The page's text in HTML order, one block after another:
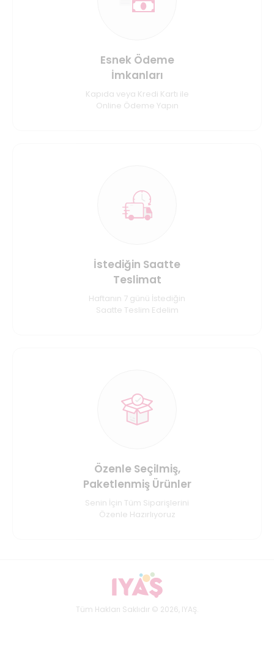
Esnek Ödeme
İmkanları
Kapıda veya Kredi Kartı ile
Online Ödeme Yapın
İstediğin Saatte
Teslimat
Haftanın 7 günü İstediğin
Saatte Teslim Edelim
Özenle Seçilmiş,
Paketlenmiş Ürünler
Senin İçin Tüm Siparişlerini
Özenle Hazırlıyoruz
Tüm Hakları Saklıdır © 2026, IYAŞ.